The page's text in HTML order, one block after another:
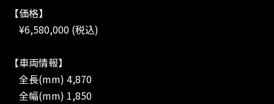
【価格】
¥6,580,000 (税込)
【車両情報】
全長(mm) 4,870
全幅(mm) 1,850